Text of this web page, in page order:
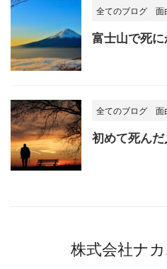
全てのブログ 面
富士山で死
全てのブログ 面
初めて死ん
株式会社ナ